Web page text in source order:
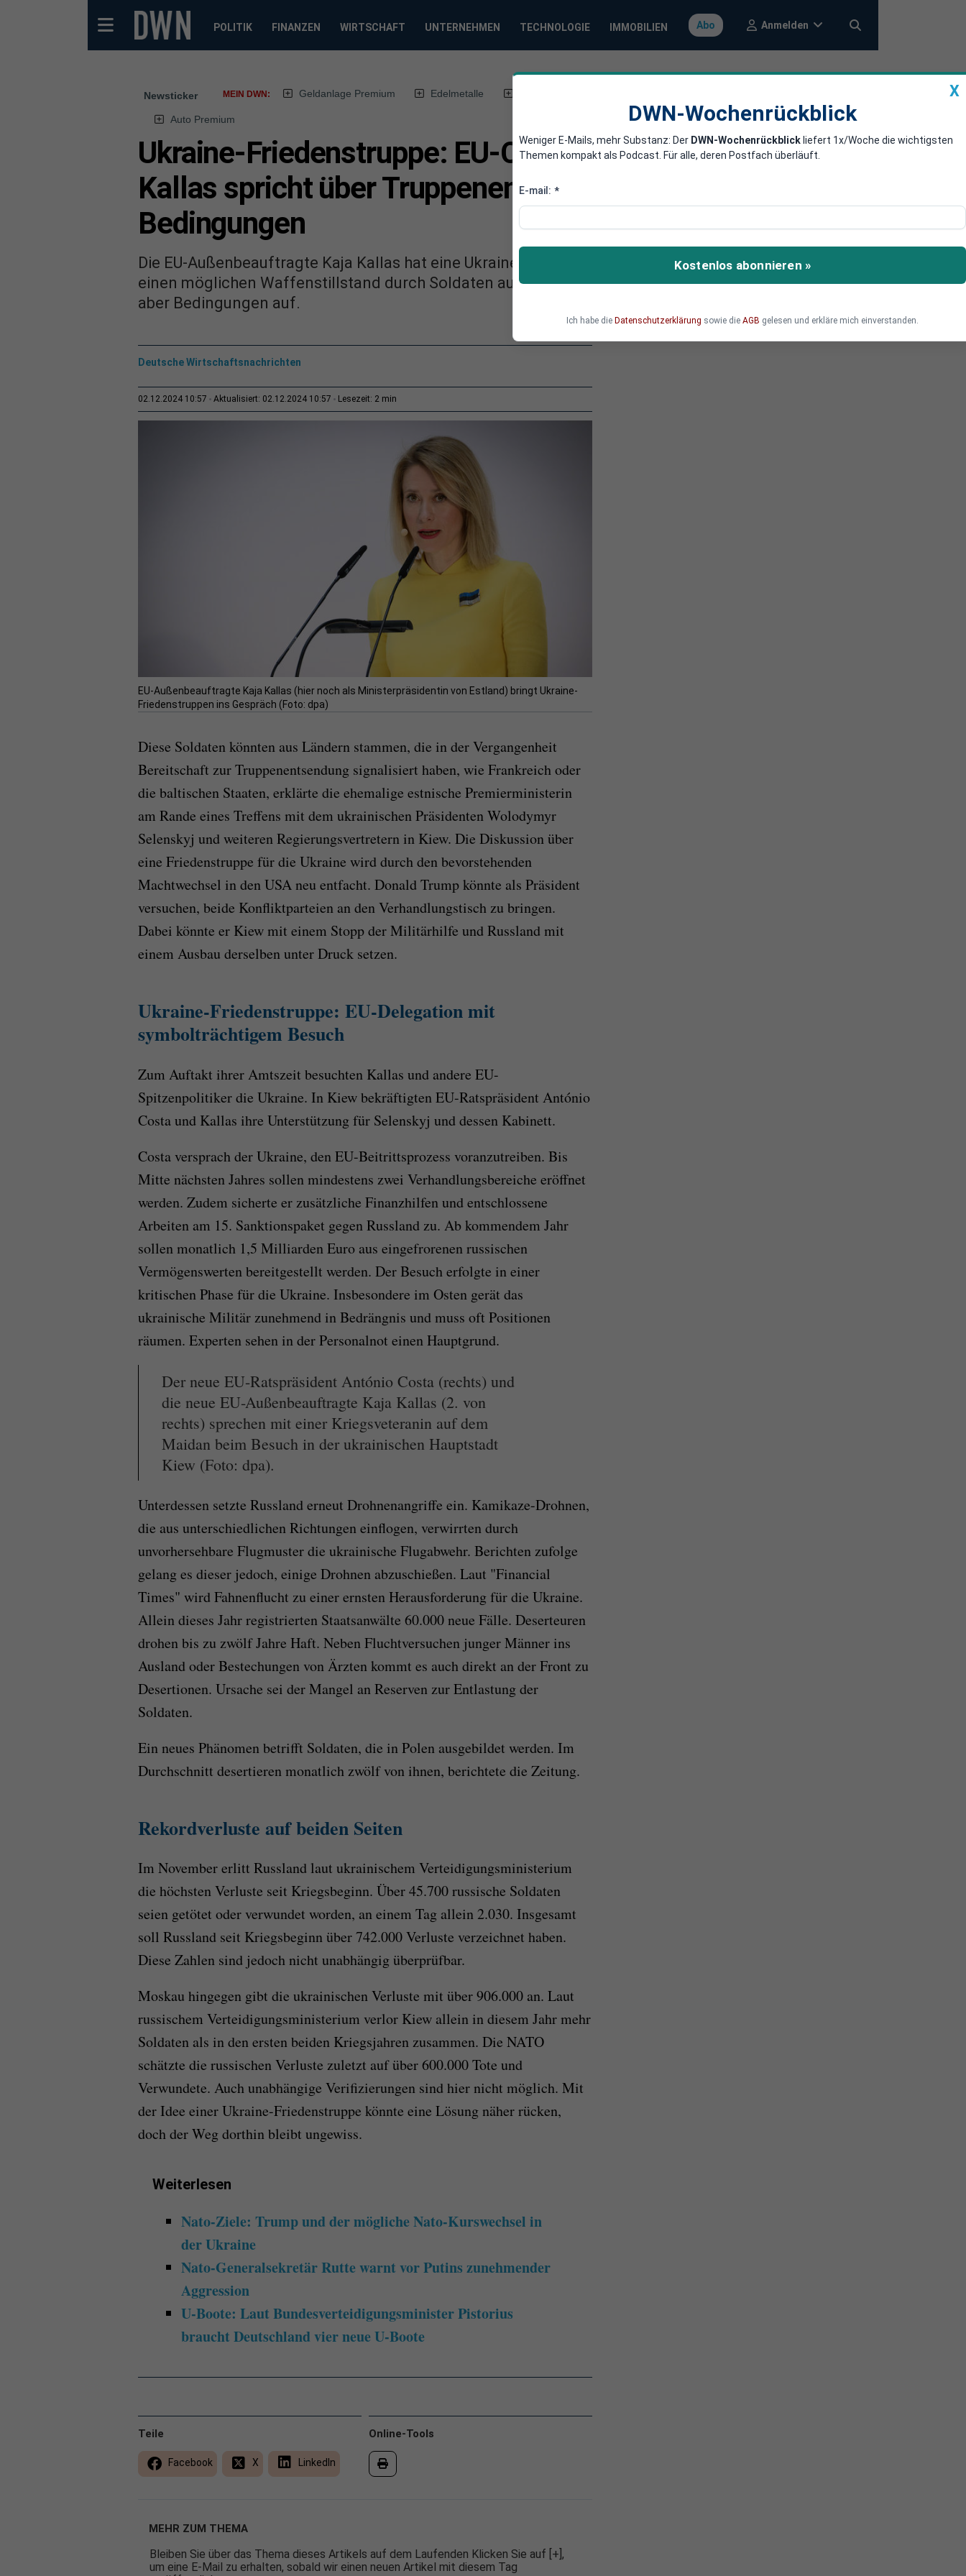
POLITIK FINANZEN WIRTSCHAFT UNTERNEHMEN TECHNOLOGIE IMMOBILIEN Abo Anmelden
Newsticker MEIN DWN: Geldanlage Premium Edelmetalle
Auto Premium
Ukraine-Friedenstruppe: EU-Chefdiplomatin Kaja
Kallas spricht über Truppenentsendung - unter
Bedingungen
Die EU-Außenbeauftragte Kaja Kallas hat eine Ukraine-Friedenstruppe ins Gespräch gebracht, um
einen möglichen Waffenstillstand durch Soldaten aus Mitgliedstaaten abzusichern. Sie stellt
aber Bedingungen auf.
Deutsche Wirtschaftsnachrichten
02.12.2024 10:57 Aktualisiert: 02.12.2024 10:57 Lesezeit: 2 min
EU-Außenbeauftragte Kaja Kallas (hier noch als Ministerpräsidentin von Estland) bringt Ukraine-
Friedenstruppen ins Gespräch (Foto: dpa)
Diese Soldaten könnten aus Ländern stammen, die in der Vergangenheit
Bereitschaft zur Truppenentsendung signalisiert haben, wie Frankreich oder
die baltischen Staaten, erklärte die ehemalige estnische Premierministerin
am Rande eines Treffens mit dem ukrainischen Präsidenten Wolodymyr
Selenskyj und weiteren Regierungsvertretern in Kiew. Die Diskussion über
eine Friedenstruppe für die Ukraine wird durch den bevorstehenden
Machtwechsel in den USA neu entfacht. Donald Trump könnte als Präsident
versuchen, beide Konfliktparteien an den Verhandlungstisch zu bringen.
Dabei könnte er Kiew mit einem Stopp der Militärhilfe und Russland mit
einem Ausbau derselben unter Druck setzen.
Ukraine-Friedenstruppe: EU-Delegation mit
symbolträchtigem Besuch
Zum Auftakt ihrer Amtszeit besuchten Kallas und andere EU-
Spitzenpolitiker die Ukraine. In Kiew bekräftigten EU-Ratspräsident António
Costa und Kallas ihre Unterstützung für Selenskyj und dessen Kabinett.
Costa versprach der Ukraine, den EU-Beitrittsprozess voranzutreiben. Bis
Mitte nächsten Jahres sollen mindestens zwei Verhandlungsbereiche eröffnet
werden. Zudem sicherte er zusätzliche Finanzhilfen und entschlossene
Arbeiten am 15. Sanktionspaket gegen Russland zu. Ab kommendem Jahr
sollen monatlich 1,5 Milliarden Euro aus eingefrorenen russischen
Vermögenswerten bereitgestellt werden. Der Besuch erfolgte in einer
kritischen Phase für die Ukraine. Insbesondere im Osten gerät das
ukrainische Militär zunehmend in Bedrängnis und muss oft Positionen
räumen. Experten sehen in der Personalnot einen Hauptgrund.
Der neue EU-Ratspräsident António Costa (rechts) und
die neue EU-Außenbeauftragte Kaja Kallas (2. von
rechts) sprechen mit einer Kriegsveteranin auf dem
Maidan beim Besuch in der ukrainischen Hauptstadt
Kiew (Foto: dpa).
Unterdessen setzte Russland erneut Drohnenangriffe ein. Kamikaze-Drohnen,
die aus unterschiedlichen Richtungen einflogen, verwirrten durch
unvorhersehbare Flugmuster die ukrainische Flugabwehr. Berichten zufolge
gelang es dieser jedoch, einige Drohnen abzuschießen. Laut "Financial
Times" wird Fahnenflucht zu einer ernsten Herausforderung für die Ukraine.
Allein dieses Jahr registrierten Staatsanwälte 60.000 neue Fälle. Deserteuren
drohen bis zu zwölf Jahre Haft. Neben Fluchtversuchen junger Männer ins
Ausland oder Bestechungen von Ärzten kommt es auch direkt an der Front zu
Desertionen. Ursache sei der Mangel an Reserven zur Entlastung der
Soldaten.
Ein neues Phänomen betrifft Soldaten, die in Polen ausgebildet werden. Im
Durchschnitt desertieren monatlich zwölf von ihnen, berichtete die Zeitung.
Rekordverluste auf beiden Seiten
Im November erlitt Russland laut ukrainischem Verteidigungsministerium
die höchsten Verluste seit Kriegsbeginn. Über 45.700 russische Soldaten
seien getötet oder verwundet worden, an einem Tag allein 2.030. Insgesamt
soll Russland seit Kriegsbeginn über 742.000 Verluste verzeichnet haben.
Diese Zahlen sind jedoch nicht unabhängig überprüfbar.
Moskau hingegen gibt die ukrainischen Verluste mit über 906.000 an. Laut
russischem Verteidigungsministerium verlor Kiew allein in diesem Jahr mehr
Soldaten als in den ersten beiden Kriegsjahren zusammen. Die NATO
schätzte die russischen Verluste zuletzt auf über 600.000 Tote und
Verwundete. Auch unabhängige Verifizierungen sind hier nicht möglich. Mit
der Idee einer Ukraine-Friedenstruppe könnte eine Lösung näher rücken,
doch der Weg dorthin bleibt ungewiss.
Weiterlesen
Nato-Ziele: Trump und der mögliche Nato-Kurswechsel in
der Ukraine
Nato-Generalsekretär Rutte warnt vor Putins zunehmender
Aggression
U-Boote: Laut Bundesverteidigungsminister Pistorius
braucht Deutschland vier neue U-Boote
Online-Tools
Teile
Facebook X LinkedIn
MEHR ZUM THEMA
Bleiben Sie über das Thema dieses Artikels auf dem Laufenden Klicken Sie auf [+],
um eine E-Mail zu erhalten, sobald wir einen neuen Artikel mit diesem Tag
X
DWN-Wochenrückblick
Weniger E-Mails, mehr Substanz: Der DWN-Wochenrückblick liefert 1x/Woche die wichtigsten
Themen kompakt als Podcast. Für alle, deren Postfach überläuft.
E-mail: *
Kostenlos abonnieren »
Ich habe die Datenschutzerklärung sowie die AGB gelesen und erkläre mich einverstanden.